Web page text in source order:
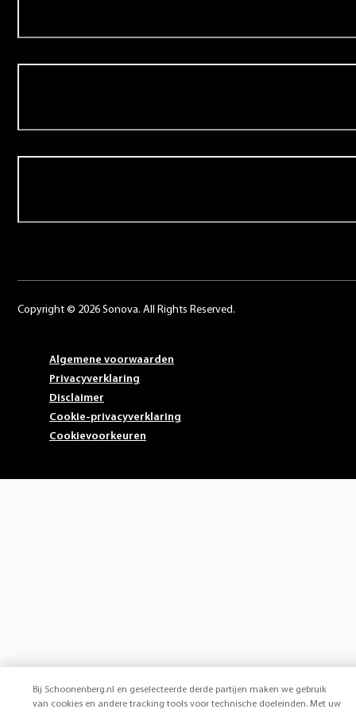
Copyright © 2026 Sonova. All Rights Reserved.
Algemene voorwaarden
Privacyverklaring
Disclaimer
Cookie-privacyverklaring
Cookievoorkeuren
Bij Schoonenberg.nl en geselecteerde derde partijen maken we gebruik
van cookies en andere tracking tools voor technische doeleinden. Met uw